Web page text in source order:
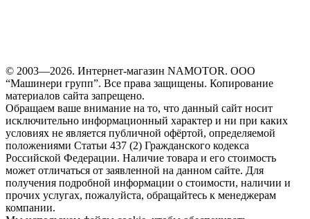
© 2003—2026. Интернет-магазин NAMOTOR. ООО
“Машинери групп”. Все права защищены. Копирование
материалов сайта запрещено.
Обращаем ваше внимание на то, что данный сайт носит
исключительно информационный характер и ни при каких
условиях не является публичной офёртой, определяемой
положениями Статьи 437 (2) Гражданского кодекса
Российской Федерации. Наличие товара и его стоимость
может отличаться от заявленной на данном сайте. Для
получения подробной информации о стоимости, наличии и
прочих услугах, пожалуйста, обращайтесь к менеджерам
компании.